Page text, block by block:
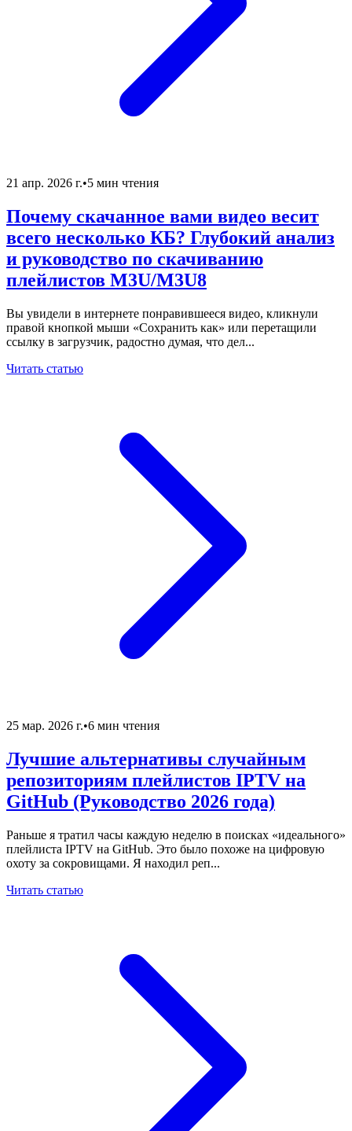
21 апр. 2026 г.•5 мин чтения
Почему скачанное вами видео весит
всего несколько КБ? Глубокий анализ
и руководство по скачиванию
плейлистов M3U/M3U8
Вы увидели в интернете понравившееся видео, кликнули
правой кнопкой мыши «Сохранить как» или перетащили
ссылку в загрузчик, радостно думая, что дел...
Читать статью
25 мар. 2026 г.•6 мин чтения
Лучшие альтернативы случайным
репозиториям плейлистов IPTV на
GitHub (Руководство 2026 года)
Раньше я тратил часы каждую неделю в поисках «идеального»
плейлиста IPTV на GitHub. Это было похоже на цифровую
охоту за сокровищами. Я находил реп...
Читать статью